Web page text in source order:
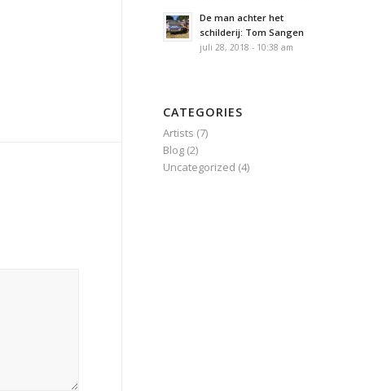
De man achter het
schilderij: Tom Sangen
juli 28, 2018 - 10:38 am
CATEGORIES
Artists (7)
Blog (2)
Uncategorized (4)